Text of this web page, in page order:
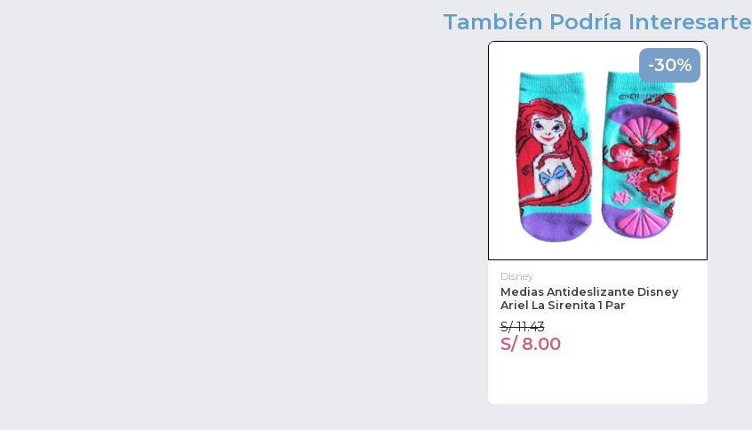
También Podría Interesarte
-30%
Disney
Medias Antideslizante Disney
Ariel La Sirenita 1 Par
S/ 11.43
S/ 8.00